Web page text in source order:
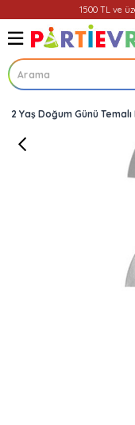
1500 TL ve
2 Yaş Doğum Günü